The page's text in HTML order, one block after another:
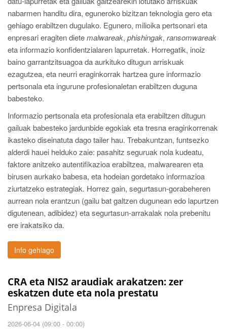
nabarmen handitu dira, eguneroko bizitzan teknologia gero eta
gehiago erabiltzen dugulako. Egunero, milioika pertsonari eta
enpresari eragiten dietemalwareak, phishingak, ransomwareak
eta informazio konfidentzialaren lapurretak. Horregatik, inoiz
baino garrantzitsuagoa da aurkituko ditugun arriskuak
ezagutzea, eta neurri eraginkorrak hartzea gure informazio
pertsonala eta ingurune profesionaletan erabiltzen duguna
babesteko.
Informazio pertsonala eta profesionala eta erabiltzen ditugun
gailuak babesteko jardunbide egokiak eta tresna eraginkorrenak
ikasteko diseinatuta dago tailer hau. Trebakuntzan, funtsezko
alderdi hauei helduko zaie: pasahitz seguruak nola kudeatu,
faktore anitzeko autentifikazioa erabiltzea, malwarearen eta
birusen aurkako babesa, eta hodeian gordetako informazioa
ziurtatzeko estrategiak. Horrez gain, segurtasun-gorabeheren
aurrean nola erantzun (gailu bat galtzen dugunean edo lapurtzen
digutenean, adibidez) eta segurtasun-arrakalak nola prebenitu
ere irakatsiko da.
Info gehiago
CRA eta NIS2 araudiak arakatzen: zer
eskatzen dute eta nola prestatu
Enpresa Digitala
2026-06-04 (09:00 - 00:00)